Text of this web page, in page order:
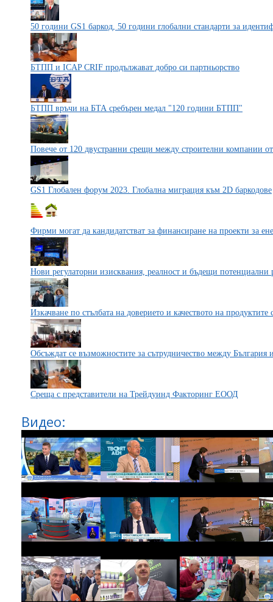
50 години GS1 баркод, 50 години глобални стандарти за
БТПП и ICAP CRIF продължават добро си партньорство
БТПП връчи на БТА сребърен медал "120 години БТПП"
Повече от 120 двустранни срещи между строителни компании
GS1 Глобален форум 2023. Глобална миграция към 2D баркодове
Фирми могат да кандидатстват за финансиране на проекти за
Нови регулаторни изисквания, реалност и бъдещи потенциални
Изкачване по стълбата на доверието и качеството на
Обсъждат се възможностите за сътрудничество между България
Среща с представители на Трейдуинд Факторинг ЕООД
Видео: